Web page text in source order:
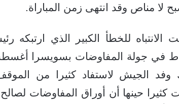
لا مناص وقد انتهى زمن المباراة.
الانتباه للخطأ الكبير الذي ارتبكه
الجيش لاستفاد كثيرا من الموقف
كثيرا حينها أن أوراق المفاوضات